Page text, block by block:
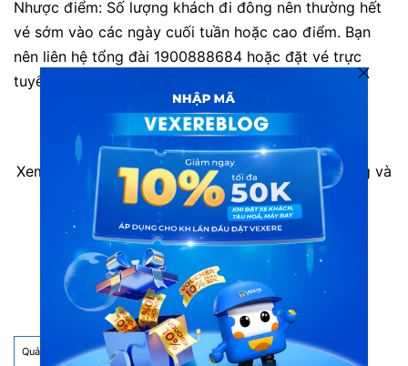
Nhược điểm: Số lượng khách đi đông nên thường hết
vé sớm vào các ngày cuối tuần hoặc cao điểm. Bạn
nên liên hệ tổng đài 1900888684 hoặc đặt vé trực
tuyến trước để tránh hết vé.
Xem thêm thông tin các hãng xe cùng tuyến đường và
đặt vé với giá thấp nhất tại VeXeRe.com
Vé xe khách đi Quảng Bình từ Hà Nội
Vé xe khách từ Quảng Bình đi Hà Nội
Quảng Bình